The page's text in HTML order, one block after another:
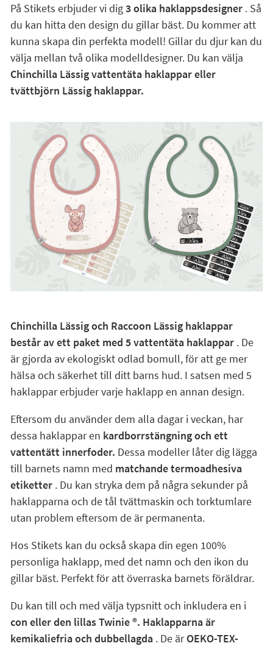
På Stikets erbjuder vi dig3 olika haklappsdesigner. Så
du kan hitta den design du gillar bäst. Du kommer att
kunna skapa din perfekta modell! Gillar du djur kan du
välja mellan två olika modelldesigner. Du kan välja
Chinchilla Lässig vattentäta haklappar eller
tvättbjörn Lässig haklappar.
Chinchilla Lässig och Raccoon Lässig haklappar
består av ett paket med 5 vattentäta haklappar. De
är gjorda av ekologiskt odlad bomull, för att ge mer
hälsa och säkerhet till ditt barns hud. I satsen med 5
haklappar erbjuder varje haklapp en annan design.
Eftersom du använder dem alla dagar i veckan, har
dessa haklappar en kardborrstängning och ett
vattentätt innerfoder. Dessa modeller låter dig lägga
till barnets namn med matchande termoadhesiva
etiketter. Du kan stryka dem på några sekunder på
haklapparna och de tål tvättmaskin och torktumlare
utan problem eftersom de är permanenta.
Hos Stikets kan du också skapa din egen 100%
personliga haklapp, med det namn och den ikon du
gillar bäst. Perfekt för att överraska barnets föräldrar.
Du kan till och med välja typsnitt och inkludera en i
con eller den lillas Twinie®. Haklapparna är
kemikaliefria och dubbellagda. De ärOEKO-TEX-